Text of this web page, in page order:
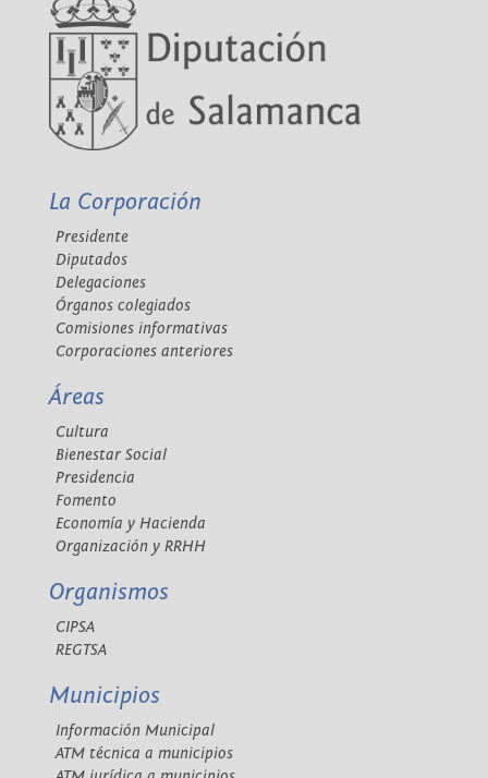
La Corporación
Presidente
Diputados
Delegaciones
Órganos colegiados
Comisiones informativas
Corporaciones anteriores
Áreas
Cultura
Bienestar Social
Presidencia
Fomento
Economía y Hacienda
Organización y RRHH
Organismos
CIPSA
REGTSA
Municipios
Información Municipal
ATM técnica a municipios